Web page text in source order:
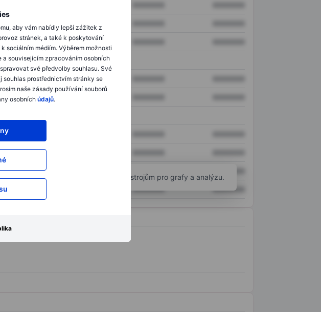
aby vám nabídly lepší zážitek z
stránek, a také k poskytování
sociálním médiím. Výběrem možnosti
souvisejícím zpracováním osobních
své předvolby souhlasu. Své
prostřednictvím stránky se
naše zásady používání souborů
osobníchúdajů.
XXXXXXX
XXXXXXX
XXXXXXX
XXXXXXX
XXXXXXX XXXXXXX
a získejte přístup k pokročilým nástrojům pro grafy a analýzu.